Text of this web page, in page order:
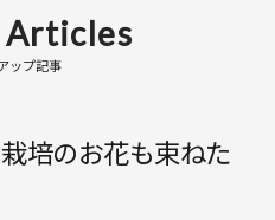
ップ記事
培のお花も束ねた